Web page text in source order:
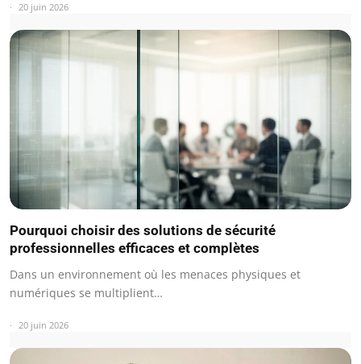
20 juin 2026
Pourquoi choisir des solutions de sécurité
professionnelles efficaces et complètes
Dans un environnement où les menaces physiques et
numériques se multiplient…
20 juin 2026